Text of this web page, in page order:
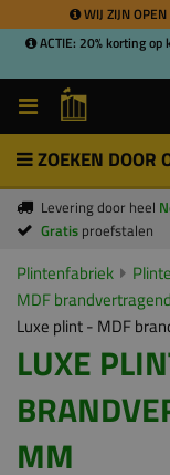
WIJ ZIJN OPEN
ACTIE: 20% korting
ZOEKEN DOOR
Levering door heel
Gratis proefstalen
Plintenfabriek
MDF
Luxe plint - MDF
LUXE
MM